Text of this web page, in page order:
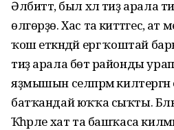
Әлбиттә, был хәл тиҙ арала
өлгөрҙө. Хас та әкиәттәгесә, ат
ҡош еткәндәй ергә ҡоштай
тиҙ арала бөтә районды
яҙмышын селпәрәмә
батҡандай юҡҡа сыҡты.
Ҡәһәрле хат та башҡаса